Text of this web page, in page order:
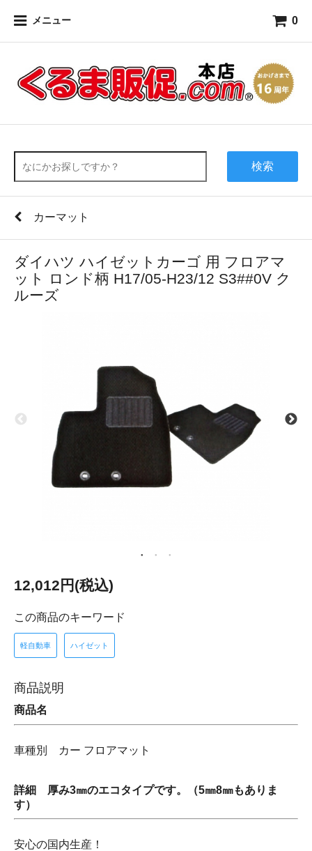
メニュー 0
検索
カーマット
ダイハツ ハイゼットカーゴ 用 フロアマ
ット ロンド柄 H17/05-H23/12 S3##0V ク
ルーズ
12,012円(税込)
この商品のキーワード
軽自動車 ハイゼット
商品説明
商品名
車種別 カー フロアマット
詳細 厚み3㎜のエコタイプです。（5㎜8㎜もありま
す）
安心の国内生産！